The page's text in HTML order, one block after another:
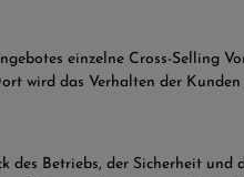
einzelne Cross-Selling
wird das Verhalten der
des Betriebs, der Sicherheit